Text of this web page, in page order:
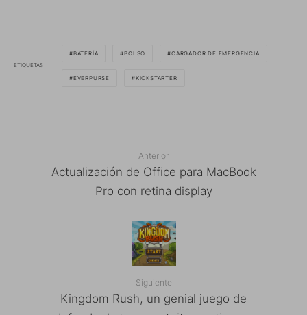
ETIQUETAS
BATERÍA BOLSO CARGADOR DE EMERGENCIA
EVERPURSE KICKSTARTER
Anterior
Actualización de Office para MacBook
Pro con retina display
Siguiente
Kingdom Rush, un genial juego de